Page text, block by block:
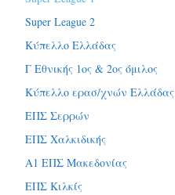
Super League 2
Κύπελλο Ελλάδας
Γ Εθνικής 1ος & 2ος όμιλος
Κύπελλο ερασ/χνών Ελλάδας
ΕΠΣ Σερρών
ΕΠΣ Χαλκιδικής
Α1 ΕΠΣ Μακεδονίας
ΕΠΣ Κιλκίς